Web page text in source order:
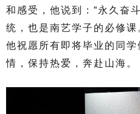
和感受，他说到：“永久奋
统，也是南艺学子的必修课
他祝愿所有即将毕业的同
情，保持热爱，奔赴山海。